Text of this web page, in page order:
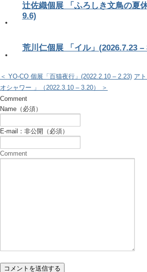
辻佐織個展 「ふろしき文鳥の夏
9.6)
荒川仁個展 「イル」(2026.7.23 –
＜ YO-CO 個展「百猫夜行」(2022.2.10 – 2.23) ア
オシャワー 」（2022.3.10 – 3.20） ＞
Comment
Name（必須）
E-mail：非公開（必須）
Comment